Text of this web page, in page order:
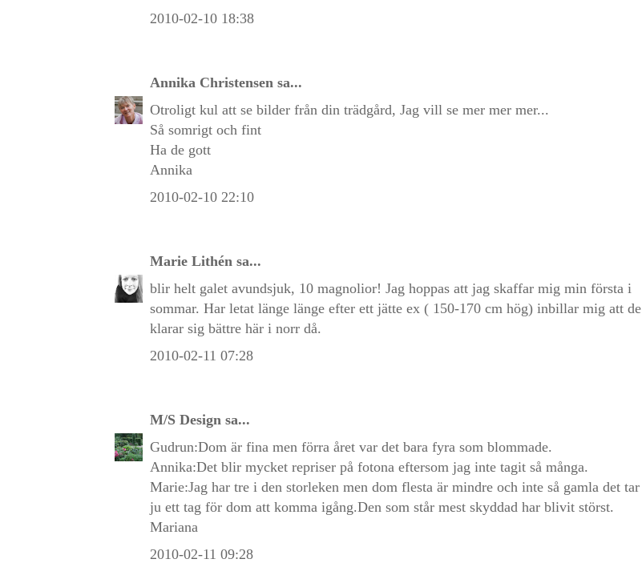
2010-02-10 18:38
Annika Christensen sa...
Otroligt kul att se bilder från din trädgård, Jag vill se mer mer mer...
Så somrigt och fint
Ha de gott
Annika
2010-02-10 22:10
Marie Lithén sa...
blir helt galet avundsjuk, 10 magnolior! Jag hoppas att jag skaffar mig min första i
sommar. Har letat länge länge efter ett jätte ex ( 150-170 cm hög) inbillar mig att de
klarar sig bättre här i norr då.
2010-02-11 07:28
M/S Design sa...
Gudrun:Dom är fina men förra året var det bara fyra som blommade.
Annika:Det blir mycket repriser på fotona eftersom jag inte tagit så många.
Marie:Jag har tre i den storleken men dom flesta är mindre och inte så gamla det tar
ju ett tag för dom att komma igång.Den som står mest skyddad har blivit störst.
Mariana
2010-02-11 09:28